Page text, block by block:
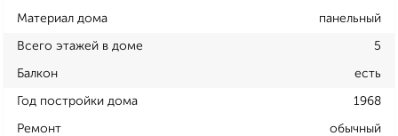
Материал дома панельный
Всего этажей в доме 5
Балкон есть
Год постройки дома 1968
Ремонт обычный